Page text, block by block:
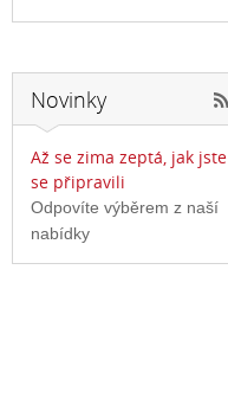
Novinky
Až se zima zeptá, jak jste
se připravili
Odpovíte výběrem z naší
nabídky